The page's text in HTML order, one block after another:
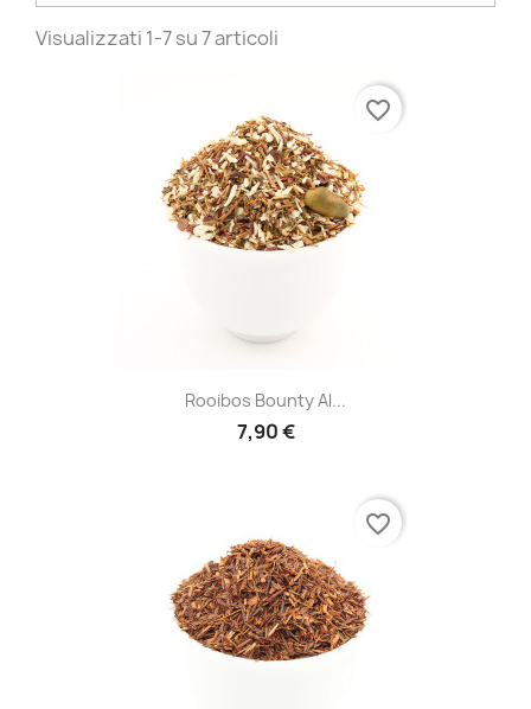
Visualizzati 1-7 su 7 articoli
Rooibos Bounty Al...
7,90 €
favorite_border
favorite_border